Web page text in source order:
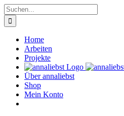
Zum
Inhalt
springen
Suche
nach:
Home
Arbeiten
Projekte
Über annaliebst
Shop
Mein Konto